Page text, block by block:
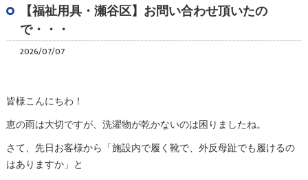
【福祉用具・瀬谷区】お問い合わせ頂いたの
で・・・
2026/07/07
皆様こんにちわ！
恵の雨は大切ですが、洗濯物が乾かないのは困りましたね。
さて、先日お客様から「施設内で履く靴で、外反母趾でも履けるの
はありますか」と